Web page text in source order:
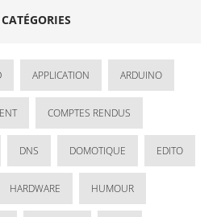
CATÉGORIES
APPLICATION ARDUINO
COMPTES RENDUS
DNS DOMOTIQUE EDITO
HARDWARE HUMOUR